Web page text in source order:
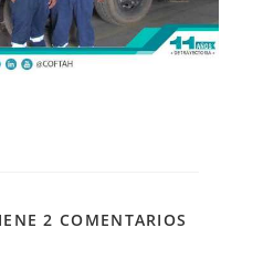
2 COMENTARIOS